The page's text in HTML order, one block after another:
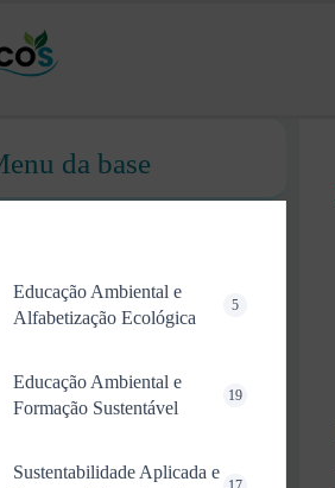
da base
Educação Ambiental e
Alfabetização Ecológica
5
Educação Ambiental e
Formação Sustentável
19
Sustentabilidade Aplicada e